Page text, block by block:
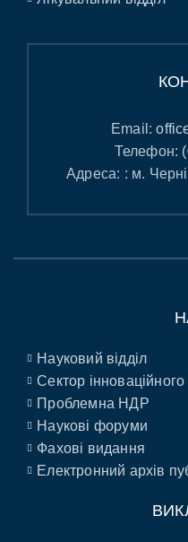
Email:
Телефон:
Адреса: : м.
Науковий відділ
Сектор інноваційного
Проблемна НДР
Наукові форуми
Фахові видання
Електронний архів